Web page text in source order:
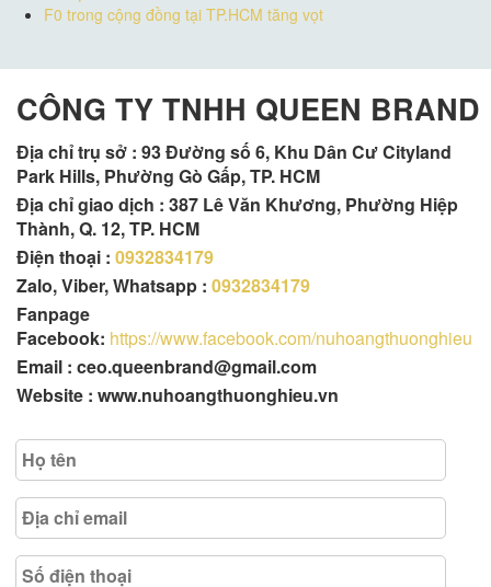
F0 trong cộng đồng tại TP.HCM tăng vọt
CÔNG TY TNHH QUEEN BRAND
Địa chỉ trụ sở : 93 Đường số 6, Khu Dân Cư Cityland
Park Hills, Phường Gò Gấp, TP. HCM
Địa chỉ giao dịch : 387 Lê Văn Khương, Phường Hiệp
Thành, Q. 12, TP. HCM
Điện thoại : 0932834179
Zalo, Viber, Whatsapp : 0932834179
Fanpage
Facebook: https://www.facebook.com/nuhoangthuonghieu
Email : ceo.queenbrand@gmail.com
Website : www.nuhoangthuonghieu.vn